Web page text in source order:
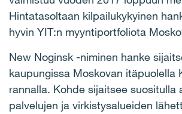
Hintatasoltaan kilpailukykyinen
hyvin YIT:n myyntiportfoliota
New Noginsk -niminen hanke
kaupungissa Moskovan itäpuolella
rannalla. Kohde sijaitsee suositulla
palvelujen ja virkistysalueiden